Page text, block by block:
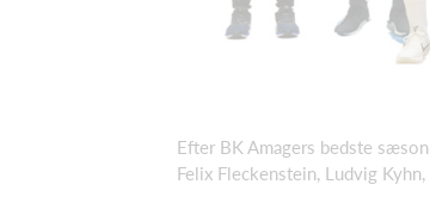
Efter BK Amagers bedste
Felix Fleckenstein, Ludvig